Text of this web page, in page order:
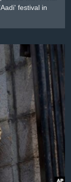
festival in